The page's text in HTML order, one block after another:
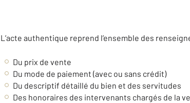
L’acte authentique reprend l’ensemble des
Du prix de vente
Du mode de paiement (avec ou sans crédit)
Du descriptif détaillé du bien et des servitudes
Des honoraires des intervenants chargés de la